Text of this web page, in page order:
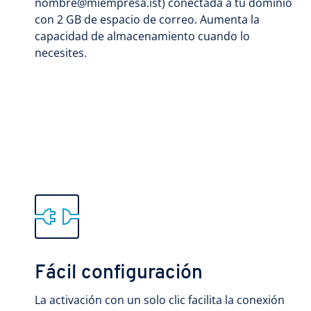
con 2 GB de espacio de correo. Aumenta la
capacidad de almacenamiento cuando lo
necesites.
Fácil configuración
La activación con un solo clic facilita la conexión